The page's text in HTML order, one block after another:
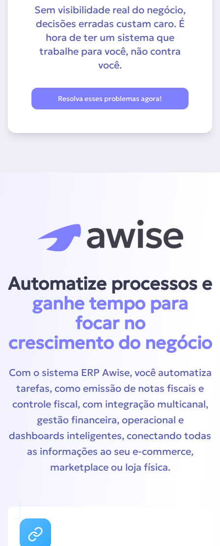
Sem visibilidade real do negócio,
decisões erradas custam caro. É
hora de ter um sistema que
trabalhe para você, não contra
você.
Resolva esses problemas agora!
Automatize processos e
ganhe tempo para
focar no
crescimento do negócio
Com o sistema ERP Awise, você automatiza
tarefas, como emissão de notas fiscais e
controle fiscal, com integração multicanal,
gestão financeira, operacional e
dashboards inteligentes, conectando todas
as informações ao seu e-commerce,
marketplace ou loja física.